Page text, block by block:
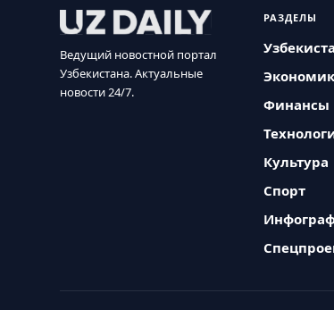
Ведущий новостной портал
Узбекистана. Актуальные
новости 24/7.
РАЗДЕЛЫ
Финансы
Культура
Спорт